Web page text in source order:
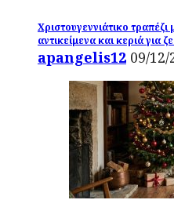
Χριστουγεννιάτικο
αντικείμενα και κεριά για
apangelis12 09/12/